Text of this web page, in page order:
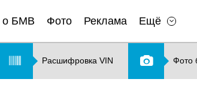
о БМВ Фото Реклама Ещё
Расшифровка VIN Фото